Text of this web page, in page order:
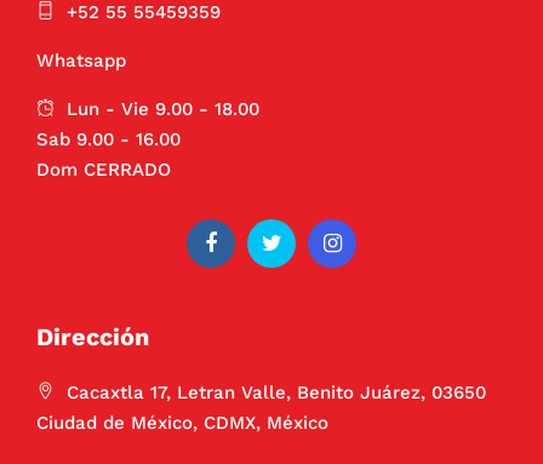
+52 55 55459359
Whatsapp
Lun - Vie 9.00 - 18.00
Sab 9.00 - 16.00
Dom CERRADO
Dirección
Cacaxtla 17, Letran Valle, Benito Juárez, 03650
Ciudad de México, CDMX, México